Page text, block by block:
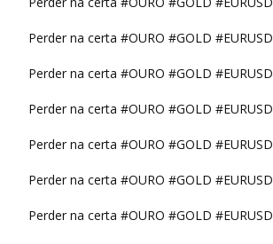
Perder na certa #OURO #GOLD #EURUSD
Perder na certa #OURO #GOLD #EURUSD
Perder na certa #OURO #GOLD #EURUSD
Perder na certa #OURO #GOLD #EURUSD
Perder na certa #OURO #GOLD #EURUSD
Perder na certa #OURO #GOLD #EURUSD